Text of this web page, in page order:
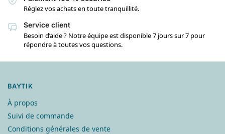
Réglez vos achats en toute tranquillité.
Service client
Besoin d’aide ? Notre équipe est disponible 7 jours sur 7 pour
répondre à toutes vos questions.
BAYTIK
À propos
Suivi de commande
Conditions générales de vente